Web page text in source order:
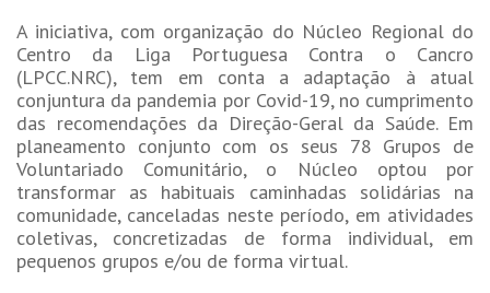
A iniciativa, com organização do Núcleo Regional do
Centro da Liga Portuguesa Contra o Cancro
(LPCC.NRC), tem em conta a adaptação à atual
conjuntura da pandemia por Covid-19, no cumprimento
das recomendações da Direção-Geral da Saúde. Em
planeamento conjunto com os seus 78 Grupos de
Voluntariado Comunitário, o Núcleo optou por
transformar as habituais caminhadas solidárias na
comunidade, canceladas neste período, em atividades
coletivas, concretizadas de forma individual, em
pequenos grupos e/ou de forma virtual.